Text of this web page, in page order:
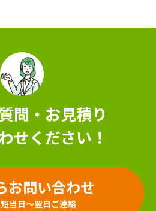
問・お見積り
せください！
お問い合わせ
当日～翌日ご連絡